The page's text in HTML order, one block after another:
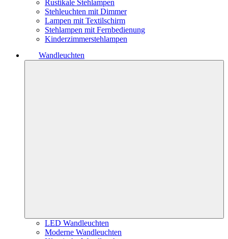
Rustikale Stehlampen
Stehleuchten mit Dimmer
Lampen mit Textilschirm
Stehlampen mit Fernbedienung
Kinderzimmerstehlampen
Wandleuchten
LED Wandleuchten
Moderne Wandleuchten